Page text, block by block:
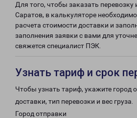
Для того, чтобы заказать
Саратов, в калькуляторе
расчета стоимости доставки и
заполнения заявки с вами для
свяжется специалист ПЭК.
Узнать тариф и срок
Чтобы узнать тариф, укажите город
доставки, тип перевозки и вес груза.
Город отправки